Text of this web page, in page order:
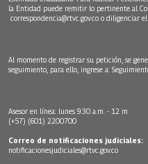
la Entidad puede remitir lo pertinente al
correspondencia@rtvc.gov.co o diligenciar
Al momento de registrar su petición, se
seguimiento, para ello, ingrese a:
Asesor en línea: lunes 9:30 a.m. - 12 m
(+57) (601) 2200700
Correo de notificaciones judiciales:
notificacionesjudiciales@rtvc.gov.co